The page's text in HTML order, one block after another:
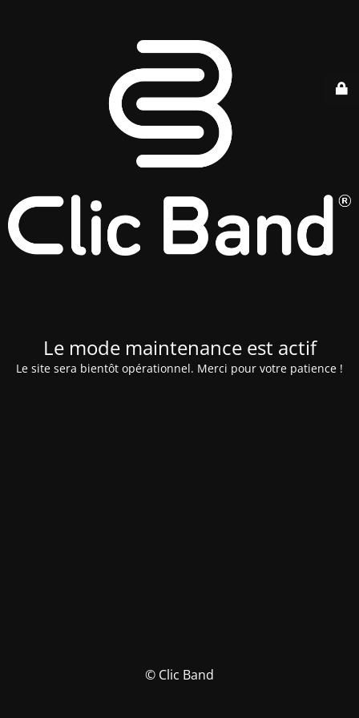
Le mode maintenance est actif
Le site sera bientôt opérationnel. Merci pour votre patience !
© Clic Band